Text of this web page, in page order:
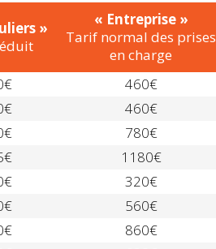
»
« Entreprise »
Tarif normal des prises
en charge
460€
460€
780€
1180€
320€
560€
860€